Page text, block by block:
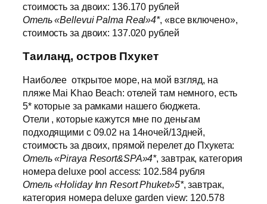
стоимость за двоих: 136.170 рублей
Отель «Bellevui Palma Real»4*, «все включено»,
стоимость за двоих: 137.020 рублей
Таиланд, остров Пхукет
Наиболее открытое море, на мой взгляд, на
пляже Mai Khao Beach: отелей там немного, есть
5* которые за рамками нашего бюджета.
Отели , которые кажутся мне по деньгам
подходящими с 09.02 на 14ночей/13дней,
стоимость за двоих, прямой перелет до Пхукета:
Отель «Piraya Resort&SPA»4*, завтрак, категория
номера deluxe pool access: 102.584 рубля
Отель «Holiday Inn Resort Phuket»5*, завтрак,
категория номера deluxe garden view: 120.578